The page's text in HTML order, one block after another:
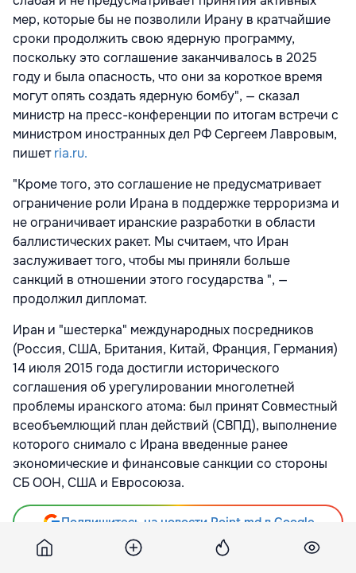
мер, которые бы не позволили Ирану в кратчайшие
сроки продолжить свою ядерную программу,
поскольку это соглашение заканчивалось в 2025
году и была опасность, что они за короткое время
могут опять создать ядерную бомбу", — сказал
министр на пресс-конференции по итогам встречи с
министром иностранных дел РФ Сергеем Лавровым,
пишетria.ru.
"Кроме того, это соглашение не предусматривает
ограничение роли Ирана в поддержке терроризма и
не ограничивает иранские разработки в области
баллистических ракет. Мы считаем, что Иран
заслуживает того, чтобы мы приняли больше
санкций в отношении этого государства ", —
продолжил дипломат.
Иран и "шестерка" международных посредников
(Россия, США, Британия, Китай, Франция, Германия)
14 июля 2015 года достигли исторического
соглашения об урегулировании многолетней
проблемы иранского атома: был принят Совместный
всеобъемлющий план действий (СВПД), выполнение
которого снимало с Ирана введенные ранее
экономические и финансовые санкции со стороны
СБ ООН, США и Евросоюза.
Подпишитесь на новости Point.md в Google